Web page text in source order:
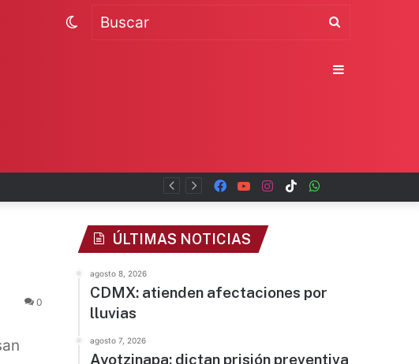
de Guerrero TikTok
Instagram
YouTube
Facebook
Switch
0
ÚLTIMAS NOTICIAS
agosto 8, 2026
CDMX: atienden afectaciones por
lluvias
agosto 7, 2026
Ayotzinapa: dictan prisión preventiva